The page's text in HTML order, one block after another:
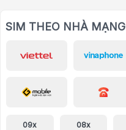
SIM THEO NHÀ MẠNG
09x 08x